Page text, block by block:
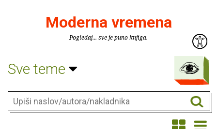
Moderna vremena
Pogledaj... sve je puno knjiga.
Sve teme